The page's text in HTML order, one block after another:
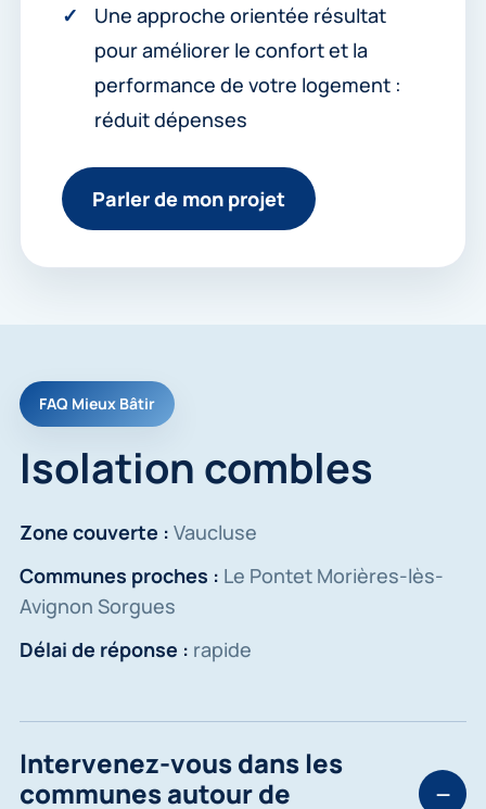
Une approche orientée résultat
pour améliorer le confort et la
performance de votre logement :
réduit dépenses
Parler de mon projet
FAQ Mieux Bâtir
Isolation combles
Zone couverte : Vaucluse
Communes proches : Le Pontet Morières-lès-
Avignon Sorgues
Délai de réponse : rapide
Intervenez-vous dans les
communes autour de